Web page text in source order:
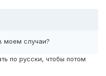
моем случаи?
по русски, чтобы потом